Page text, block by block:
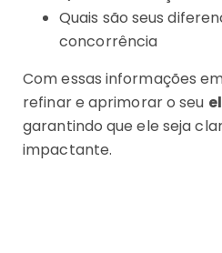
Quais são seus
concorrência
Com essas informações
refinar e aprimorar o seu
garantindo que ele seja
impactante.